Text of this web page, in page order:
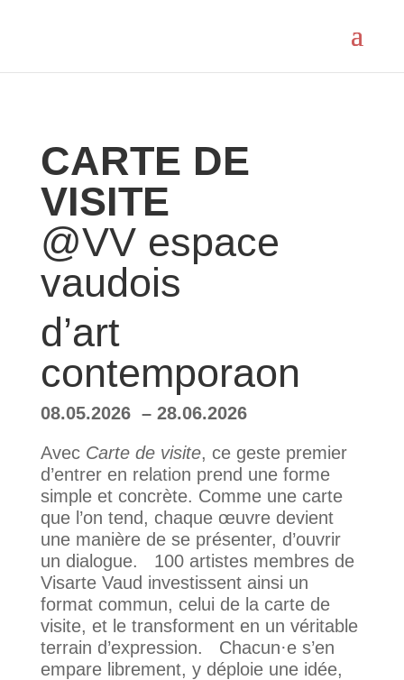
CARTE DE
VISITE
@VV espace
vaudois
d’art
contemporaon
08.05.2026 – 28.06.2026
Avec Carte de visite, ce geste premier
d’entrer en relation prend une forme
simple et concrète. Comme une carte
que l’on tend, chaque œuvre devient
une manière de se présenter, d’ouvrir
un dialogue. 100 artistes membres de
Visarte Vaud investissent ainsi un
format commun, celui de la carte de
visite, et le transforment en un véritable
terrain d’expression. Chacun·e s’en
empare librement, y déploie une idée,